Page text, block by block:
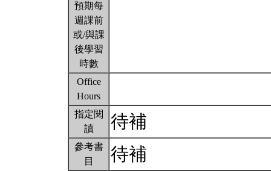
預期每
週課前
或/與課
後學習
時數
Office
Hours
指定閱
讀
待補
參考書
目
待補